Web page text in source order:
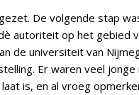
De volgende stap
autoriteit op het gebied
de universiteit van
Er waren veel
is, en al vroeg